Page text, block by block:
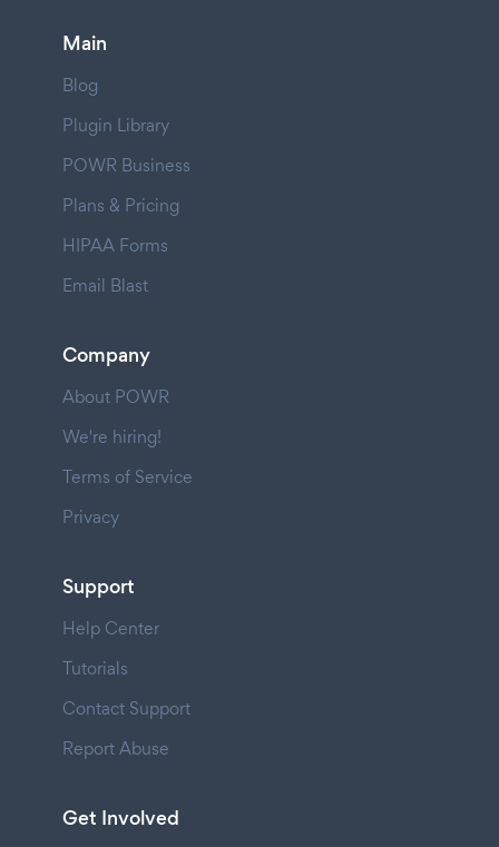
Main
Blog
Plugin Library
POWR Business
Plans & Pricing
HIPAA Forms
Email Blast
Company
About POWR
We're hiring!
Terms of Service
Privacy
Support
Help Center
Tutorials
Contact Support
Report Abuse
Get Involved